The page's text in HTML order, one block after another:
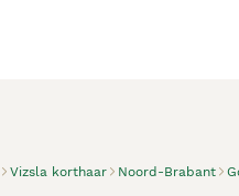
Vizsla korthaar Noord-Brabant